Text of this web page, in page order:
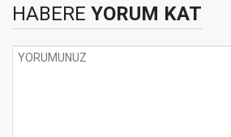
HABERE YORUM KAT